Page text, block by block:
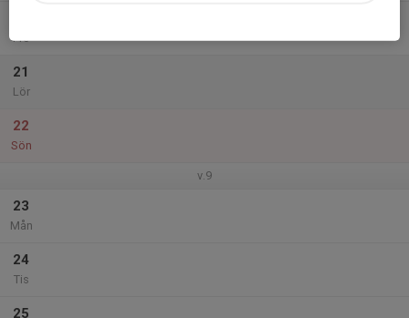
Fre
21
Lör
22
Sön
v.9
23
Mån
24
Tis
25